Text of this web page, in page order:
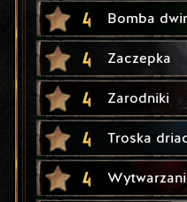
4 Bomba
4 Zaczepka
4 Zarodniki
4 Troska
4